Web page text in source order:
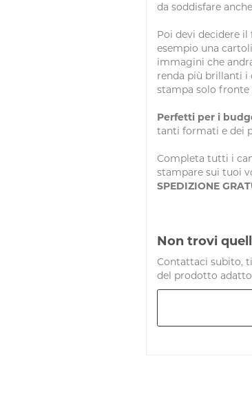
da soddisfare
Poi devi decidere
esempio una
immagini che
renda più brillanti i
stampa solo
Perfetti per i
tanti formati e dei
Completa tutti i
stampare sui tuoi
SPEDIZIONE
Non trovi
Contattaci subito,
del prodotto